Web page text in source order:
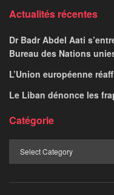
Actualités récentes
Dr Badr Abdel Aati
Bureau des Nations
L’Union européenne
Le Liban dénonce les
Catégorie